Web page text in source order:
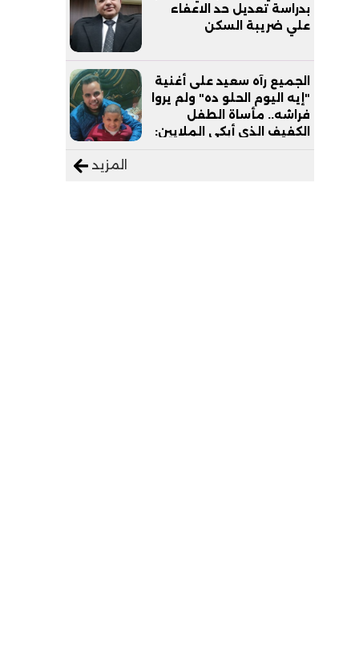
بدراسة تعديل حد الاعفاء
علي ضريبة السكن
الجميع رآه سعيد على أغنية
"إيه اليوم الحلو ده" ولم يروا
فراشه.. مأساة الطفل
الكفيف الذي أبكى الملايين:
المزيد